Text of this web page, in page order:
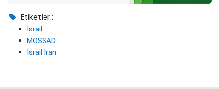
Etiketler :
İsrail
MOSSAD
İsrail İran